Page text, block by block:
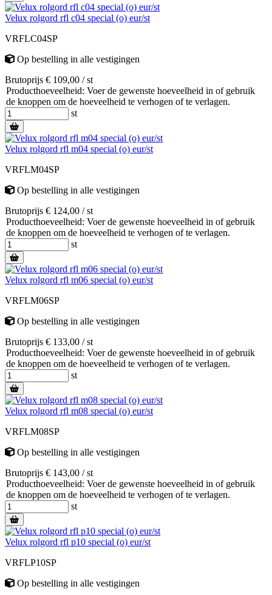
Velux rolgord rfl c04 special (o) eur/st
VRFLC04SP
Op bestelling in alle vestigingen
Brutoprijs € 109,00 / st
Producthoeveelheid: Voer de gewenste hoeveelheid in of gebruik
de knoppen om de hoeveelheid te verhogen of te verlagen.
st
Velux rolgord rfl m04 special (o) eur/st
VRFLM04SP
Op bestelling in alle vestigingen
Brutoprijs € 124,00 / st
Producthoeveelheid: Voer de gewenste hoeveelheid in of gebruik
de knoppen om de hoeveelheid te verhogen of te verlagen.
st
Velux rolgord rfl m06 special (o) eur/st
VRFLM06SP
Op bestelling in alle vestigingen
Brutoprijs € 133,00 / st
Producthoeveelheid: Voer de gewenste hoeveelheid in of gebruik
de knoppen om de hoeveelheid te verhogen of te verlagen.
st
Velux rolgord rfl m08 special (o) eur/st
VRFLM08SP
Op bestelling in alle vestigingen
Brutoprijs € 143,00 / st
Producthoeveelheid: Voer de gewenste hoeveelheid in of gebruik
de knoppen om de hoeveelheid te verhogen of te verlagen.
st
Velux rolgord rfl p10 special (o) eur/st
VRFLP10SP
Op bestelling in alle vestigingen